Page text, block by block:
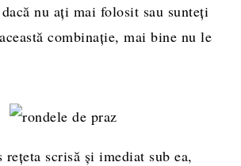
nu ați mai folosit sau sunteți
combinație, mai bine nu le
scrisă și imediat sub ea,